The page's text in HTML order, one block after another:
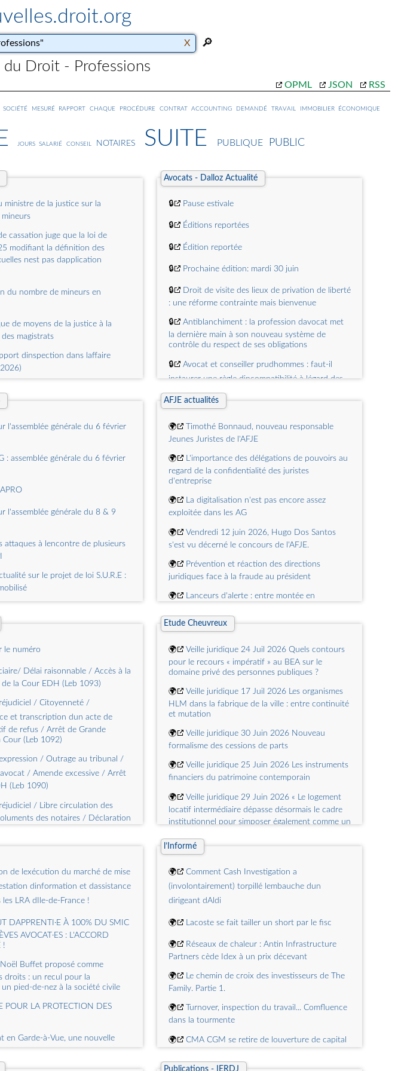
du Droit - Professions
OPML JSON RSS
société mesuré rapport chaque procédure contrat accounting demandé travail immobilier économique
jours salarié conseil notaires suite publique public
ministre de la justice sur la
cassation juge que la loi de
modifiant la définition des
nest pas dapplication
du nombre de mineurs en
de moyens de la justice à la
magistrats
dinspection dans laffaire
de viol.
Avocats - Dalloz Actualité
🔒 Pause estivale
🔒 Éditions reportées
🔒 Édition reportée
🔒 Prochaine édition: mardi 30 juin
🔒
Droit de visite des lieux de privation de liberté
: une réforme contrainte mais bienvenue
🔒
Antiblanchiment : la profession davocat met
la dernière main à son nouveau système de
contrôle du respect de ses obligations
🔒
Avocat et conseiller prudhommes : faut-il
instaurer une règle dincompatibilité à légard des
avocats du cabinet ?
🔒 Petite pause printanière
🔒
Aide juridictionnelle totale : lexpertise incluse,
l'assemblée générale du 6 février
: assemblée générale du 6 février
l'assemblée générale du 8 & 9
attaques à lencontre de plusieurs
sur le projet de loi S.U.R.E :
de la profession d'avocat
aux Etats-Unis
sur les exceptions à la
correspondances entre
AFJE actualités
🌍
Timothé Bonnaud, nouveau responsable
Jeunes Juristes de l'AFJE
🌍
L'importance des délégations de pouvoirs au
regard de la confidentialité des juristes
d'entreprise
🌍
La digitalisation n'est pas encore assez
exploitée dans les AG
🌍
Vendredi 12 juin 2026, Hugo Dos Santos
s'est vu décerné le concours de l'AFJE.
🌍
Prévention et réaction des directions
juridiques face à la fraude au président
🌍
Lanceurs d'alerte : entre montée en
🌍
Médiation & juristes d'entreprise : panorama
🌍
Présidence de l'AFJE : Nathalie Dubois
succède à Jean-Philippe Gille
🌍
La médiation, une démarche positive
contrôlée par les parties
le numéro
Délai raisonnable / Accès à la
la Cour EDH (Leb 1093)
/ Citoyenneté /
et transcription dun acte de
de refus / Arrêt de Grande
Cour (Leb 1092)
/ Outrage au tribunal /
avocat / Amende excessive / Arrêt
(Leb 1090)
/ Libre circulation des
des notaires / Déclaration
/ TVA / Prestation de
de la Cour (Leb 1088)
vie / Procédure administrative /
/ Diligence raisonnable / Arrêt
du barreau / Sanction
/ Ingérence dans la liberté
1086)
indemnités / Politique étrangère
/ Préjudice subi / Ordonnance du
Etude Cheuvreux
🌍
Veille juridique 24 Juil 2026 Quels contours
pour le recours « impératif » au BEA sur le
domaine privé des personnes publiques ?
🌍
Veille juridique 17 Juil 2026 Les organismes
HLM dans la fabrique de la ville : entre continuité
et mutation
🌍
Veille juridique 30 Juin 2026 Nouveau
formalisme des cessions de parts
🌍
Veille juridique 25 Juin 2026 Les instruments
financiers du patrimoine contemporain
🌍
Veille juridique 29 Juin 2026 « Le logement
locatif intermédiaire dépasse désormais le cadre
institutionnel pour simposer également comme un
🌍
Veille juridique 14 Juin 2026 Loi SVE et VEFA
publiques
🌍
Veille juridique 15 Juin 2026 Trust de retraite
: le critère professionnel prime sur le caractère
🌍
Veille juridique 11 Juin 2026 Mise à jour de
la Fiche repère pour limplantation des data
centers en Ile-de-France
🌍
Veille juridique 05 Juin 2026 La location de
moyenne durée séduit les bailleurs
de lexécution du marché de mise
dinformation et dassistance
LRA dIle-de-France !
DAPPRENTI·E À 100% DU SMIC
AVOCAT·ES : L'ACCORD
!
Buffet proposé comme
droits : un recul pour la
pied-de-nez à la société civile
POUR LA PROTECTION DES
en Garde-à-Vue, une nouvelle
l’Informé
🌍
Comment Cash Investigation a
(involontairement) torpillé lembauche dun
dirigeant dAldi
🌍 Lacoste se fait tailler un short par le fisc
🌍
Réseaux de chaleur : Antin Infrastructure
Partners cède Idex à un prix décevant
🌍
Le chemin de croix des investisseurs de The
Family. Partie 1.
🌍
Turnover, inspection du travail... Comfluence
dans la tourmente
🌍
CMA CGM se retire de louverture de capital
Publications - IERDJ